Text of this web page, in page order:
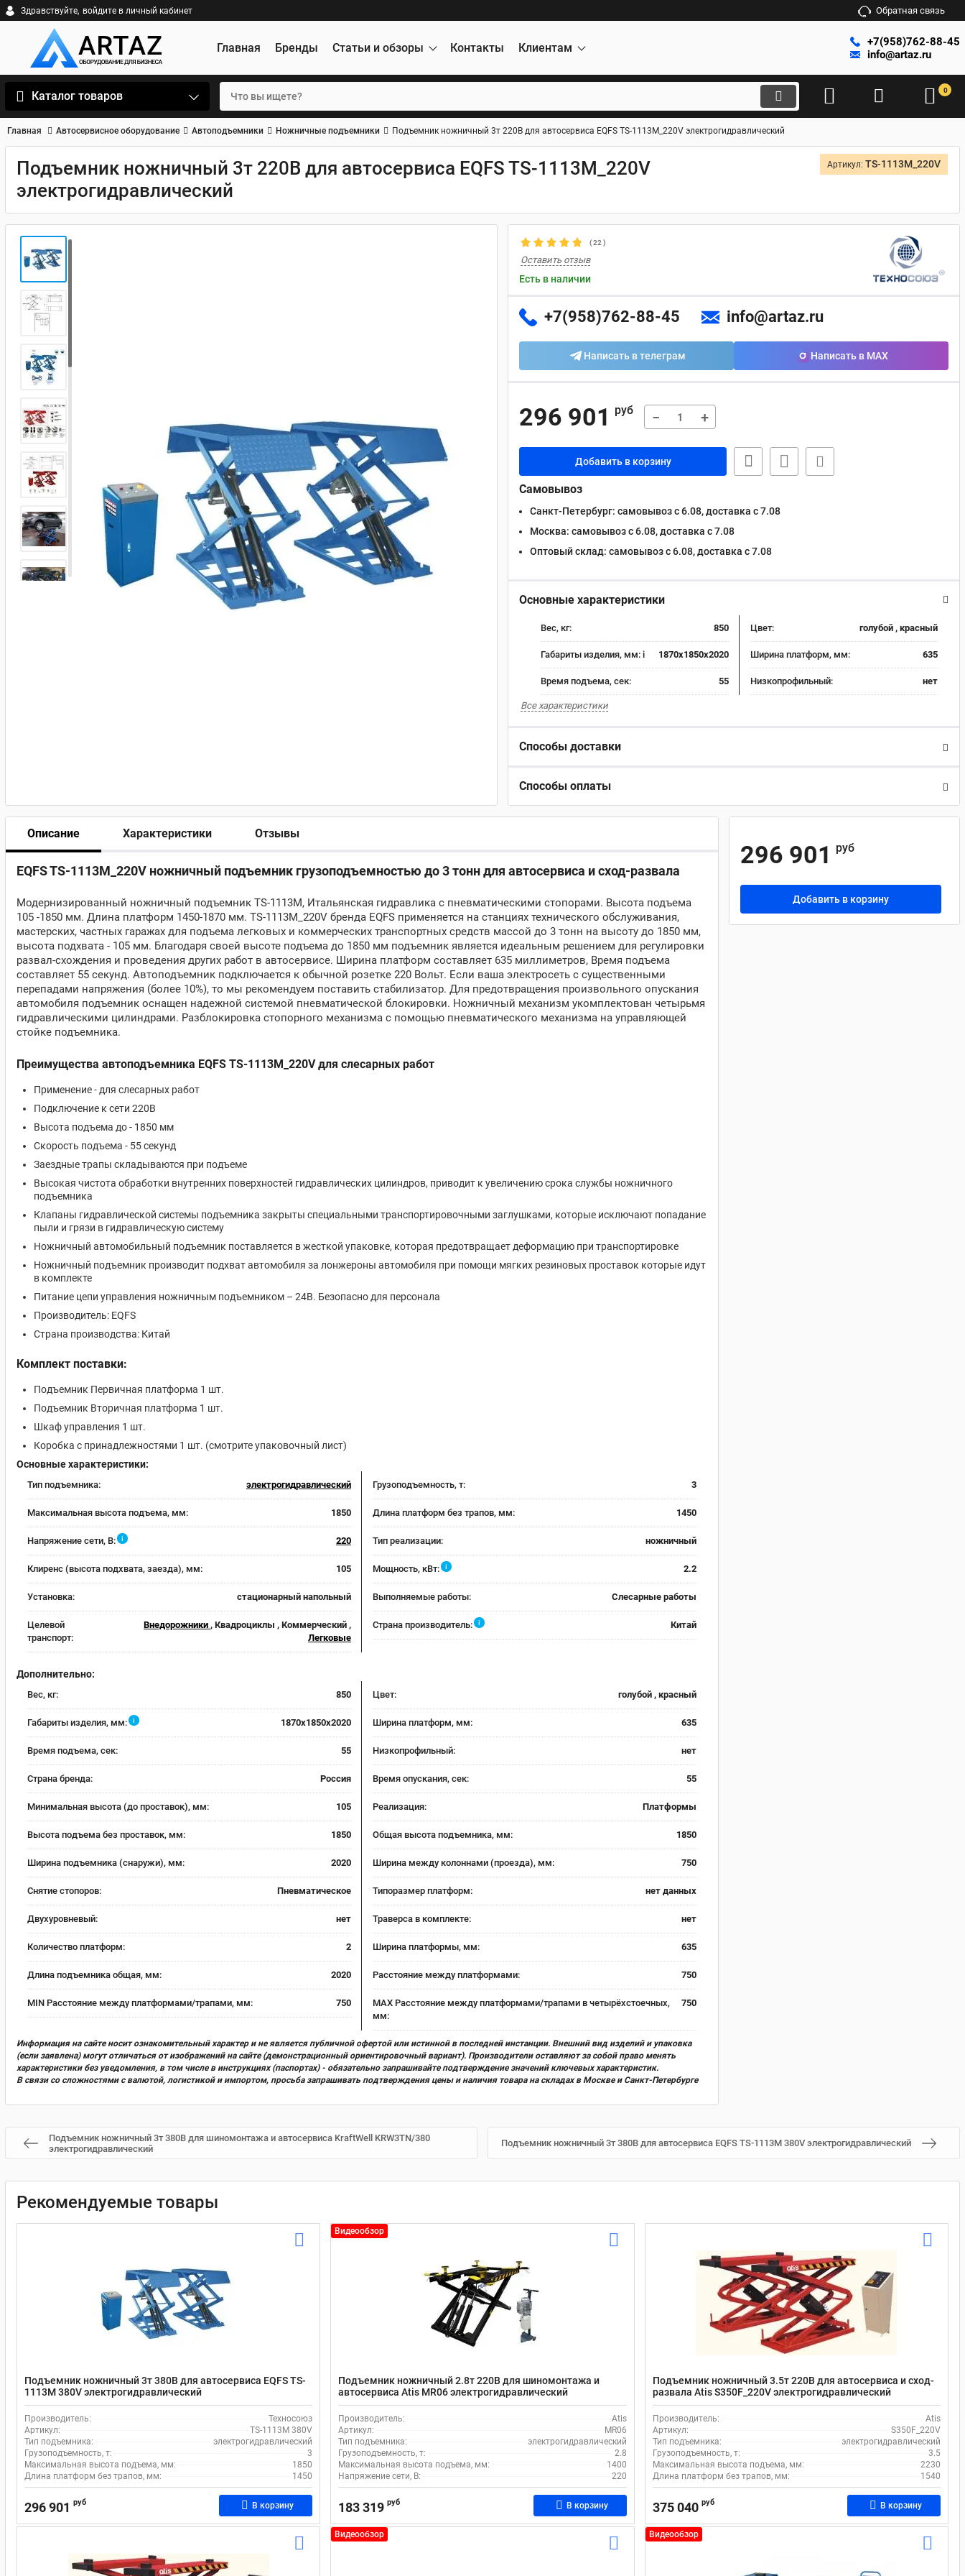
Здравствуйте, войдите в личный кабинет Обратная связь
Главная Бренды Статьи и обзоры Контакты Клиентам
+7(958)762-88-45
info@artaz.ru
Каталог товаров 0
Главная Автосервисное оборудование Автоподъемники Ножничные подъемники Подъемник ножничный 3т 220В для автосервиса EQFS TS-1113M_220V электрогидравлический
Подъемник ножничный 3т 220В для автосервиса EQFS TS-1113M_220V
электрогидравлический
Артикул: TS-1113M_220V
(22 )
Оставить отзыв
Есть в наличии
+7(958)762-88-45 info@artaz.ru
Написать в телеграм Написать в MAX
296 901 руб − +
Добавить в корзину
Самовывоз
Санкт-Петербург: самовывоз с 6.08, доставка c 7.08
Москва: самовывоз с 6.08, доставка c 7.08
Оптовый склад: самовывоз с 6.08, доставка c 7.08
Основные характеристики
Вес, кг: 850 Цвет: голубой , красный
Габариты изделия, мм: i 1870x1850x2020 Ширина платформ, мм: 635
Время подъема, сек: 55 Низкопрофильный: нет
Все характеристики
Способы доставки
Способы оплаты
Описание Характеристики Отзывы
EQFS TS-1113M_220V ножничный подъемник грузоподъемностью до 3 тонн для автосервиса и сход-развала
Модернизированный ножничный подъемник TS-1113M, Итальянская гидравлика с пневматическими стопорами. Высота подъема
105 -1850 мм. Длина платформ 1450-1870 мм. TS-1113M_220V бренда EQFS применяется на станциях технического обслуживания,
мастерских, частных гаражах для подъема легковых и коммерческих транспортных средств массой до 3 тонн на высоту до 1850 мм,
высота подхвата - 105 мм. Благодаря своей высоте подъема до 1850 мм подъемник является идеальным решением для регулировки
развал-схождения и проведения других работ в автосервисе. Ширина платформ составляет 635 миллиметров, Время подъема
составляет 55 секунд. Автоподъемник подключается к обычной розетке 220 Вольт. Если ваша электросеть с существенными
перепадами напряжения (более 10%), то мы рекомендуем поставить стабилизатор. Для предотвращения произвольного опускания
автомобиля подъемник оснащен надежной системой пневматической блокировки. Ножничный механизм укомплектован четырьмя
гидравлическими цилиндрами. Разблокировка стопорного механизма с помощью пневматического механизма на управляющей
стойке подъемника.
Преимущества автоподъемника EQFS TS-1113M_220V для слесарных работ
Применение - для слесарных работ
Подключение к сети 220В
Высота подъема до - 1850 мм
Скорость подъема - 55 секунд
Заездные трапы складываются при подъеме
Высокая чистота обработки внутренних поверхностей гидравлических цилиндров, приводит к увеличению срока службы ножничного
подъемника
Клапаны гидравлической системы подъемника закрыты специальными транспортировочными заглушками, которые исключают попадание
пыли и грязи в гидравлическую систему
Ножничный автомобильный подъемник поставляется в жесткой упаковке, которая предотвращает деформацию при транспортировке
Ножничный подъемник производит подхват автомобиля за лонжероны автомобиля при помощи мягких резиновых проставок которые идут
в комплекте
Питание цепи управления ножничным подъемником – 24В. Безопасно для персонала
Производитель: EQFS
Страна производства: Китай
Комплект поставки:
Подъемник Первичная платформа 1 шт.
Подъемник Вторичная платформа 1 шт.
Шкаф управления 1 шт.
Коробка с принадлежностями 1 шт. (смотрите упаковочный лист)
Основные характеристики:
Тип подъемника: электрогидравлический Грузоподъемность, т: 3
Максимальная высота подъема, мм: 1850 Длина платформ без трапов, мм: 1450
Напряжение сети, В: i 220 Тип реализации: ножничный
Клиренс (высота подхвата, заезда), мм: 105 Мощность, кВт: i 2.2
Установка: стационарный напольный Выполняемые работы: Слесарные работы
Целевой
транспорт:
Внедорожники , Квадроциклы , Коммерческий ,
Легковые
Страна производитель: i Китай
Дополнительно:
Вес, кг: 850 Цвет: голубой , красный
Габариты изделия, мм: i 1870x1850x2020 Ширина платформ, мм: 635
Время подъема, сек: 55 Низкопрофильный: нет
Страна бренда: Россия Время опускания, сек: 55
Минимальная высота (до проставок), мм: 105 Реализация: Платформы
Высота подъема без проставок, мм: 1850 Общая высота подъемника, мм: 1850
Ширина подъемника (снаружи), мм: 2020 Ширина между колоннами (проезда), мм: 750
Снятие стопоров: Пневматическое Типоразмер платформ: нет данных
Двухуровневый: нет Траверса в комплекте: нет
Количество платформ: 2 Ширина платформы, мм: 635
Длина подъемника общая, мм: 2020 Расстояние между платформами: 750
MIN Расстояние между платформами/трапами, мм: 750
MAX Расстояние между платформами/трапами в четырёхстоечных,
мм:
750
Информация на сайте носит ознакомительный характер и не является публичной офертой или истинной в последней инстанции. Внешний вид изделий и упаковка
(если заявлена) могут отличаться от изображений на сайте (демонстрационный ориентировочный вариант). Производители оставляют за собой право менять
характеристики без уведомления, в том числе в инструкциях (паспортах) - обязательно запрашивайте подтверждение значений ключевых характеристик.
В связи со сложностями с валютой, логистикой и импортом, просьба запрашивать подтверждения цены и наличия товара на складах в Москве и Санкт-Петербурге
296 901 руб
Добавить в корзину
Подъемник ножничный 3т 380В для шиномонтажа и автосервиса KraftWell KRW3TN/380
электрогидравлический
Подъемник ножничный 3т 380В для автосервиса EQFS TS-1113M 380V электрогидравлический
Рекомендуемые товары
Подъемник ножничный 3т 380В для автосервиса EQFS TS-
1113M 380V электрогидравлический
Производитель:
Техносоюз
Артикул:
TS-1113M 380V
Тип подъемника:
электрогидравлический
Грузоподъемность, т:
3
Максимальная высота подъема, мм:
1850
Длина платформ без трапов, мм:
1450
296 901 руб В корзину
Видеообзор
Подъемник ножничный 2.8т 220В для шиномонтажа и
автосервиса Atis MR06 электрогидравлический
передвижной
Производитель:
Atis
Артикул:
MR06
Тип подъемника:
электрогидравлический
Грузоподъемность, т:
2.8
Максимальная высота подъема, мм:
1400
Напряжение сети, В:
220
183 319 руб В корзину
Подъемник ножничный 3.5т 220В для автосервиса и сход-
развала Atis S350F_220V электрогидравлический
Производитель:
Atis
Артикул:
S350F_220V
Тип подъемника:
электрогидравлический
Грузоподъемность, т:
3.5
Максимальная высота подъема, мм:
2230
Длина платформ без трапов, мм:
1540
375 040 руб В корзину
Видеообзор Видеообзор